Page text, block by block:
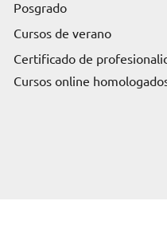
Posgrado
Cursos de verano
Certificado de
Cursos online